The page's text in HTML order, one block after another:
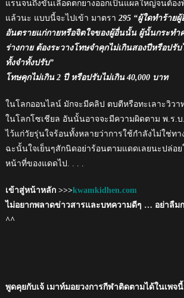
แรนจนถึงขั้นเลือดตกยางออกเป็นแผลใหญ่จนต้อง
แล้วนะ แบบนี้จะไปเข้า มาตรา 295 “ผู้ใดทําร้าย
อันตรายแก่กายหรือจิตใจของผู้อื่นนั้น ผู้นั้นกระทํา
ร่างกาย ต้องระวางโทษจําคุกไม่เกินสองปีหรือปรั
ทั้งจําทั้งปรับ”
โทษคุกไม่เกิน 2 ปี หรือปรับไม่เกิน 40,000 บาท
ในโลกออนไลน์ มักจะมีคลิป ตบตีหรือทะเลาะวิวา
ในโลกโซเชียล อันนั้นอาจจะมีความผิดตาม พ.ร.
ไว้แก่วัยรุ่นใจร้อนทั้งหลายว่าการใช้กำลังไม่ใช่ท
ฉะนั้นใจเย็นๆสักนิดอย่าร้อนตามแดดเลยนะปล่อย
หน้าที่ของแดดไป. . . .
เข้าสู่หน้าหลัก >>>kwamkidhen.com
ไม่อยากพลาดข่าวสารและบทความดีๆ … อย่าลืม
^^
พูดคุยกับเจ้ เมาท์มอยวงการกีฬาติดตามได้ในเพจ